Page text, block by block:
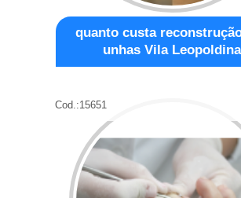
quanto custa
unhas Vila Leopoldina
Cod.:15651